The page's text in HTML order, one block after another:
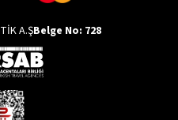
A.ŞBelge No: 728